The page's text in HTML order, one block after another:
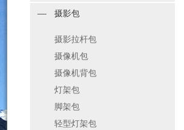
摄影包
摄影拉杆包
摄像机包
摄像机背包
灯架包
脚架包
轻型灯架包